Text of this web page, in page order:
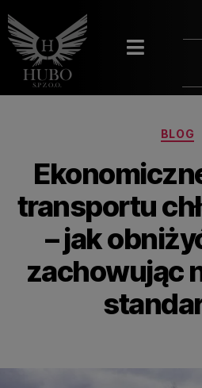
BLOG
transportu
– jak
zachowując